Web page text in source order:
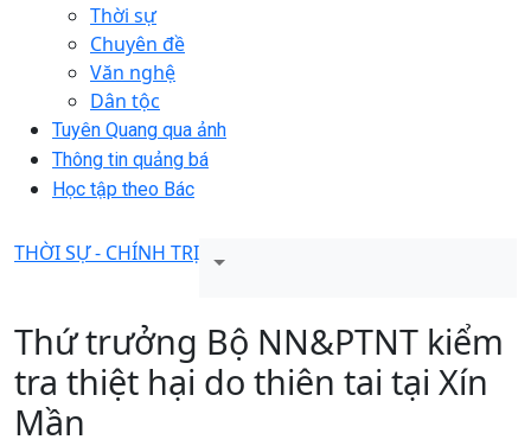
Thời sự
Chuyên đề
Văn nghệ
Dân tộc
Tuyên Quang qua ảnh
Thông tin quảng bá
Học tập theo Bác
THỜI SỰ - CHÍNH TRỊ
Thứ trưởng Bộ NN&PTNT kiểm
tra thiệt hại do thiên tai tại Xín
Mần